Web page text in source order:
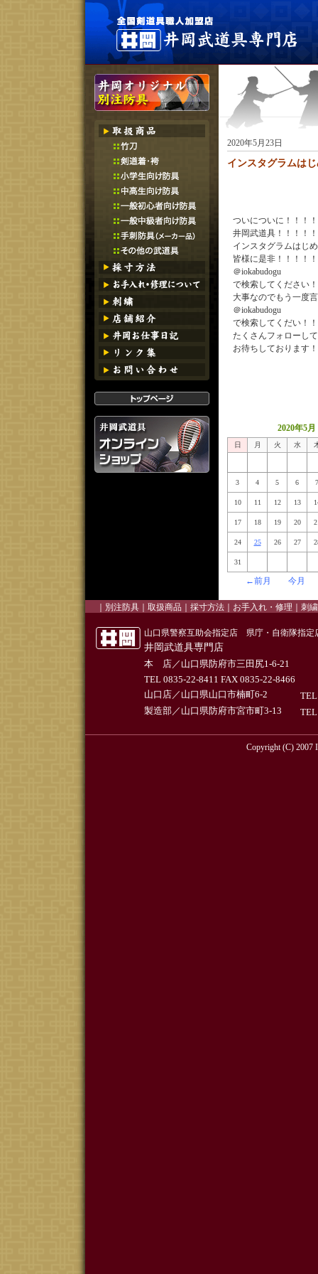
2020年5月23日
インスタグラムは
ついについに！！！！
井岡武道具！！！！！
インスタグラムはじ
皆様に是非！！！！
＠iokabudogu
で検索してください
大事なのでもう一度
＠iokabudogu
で検索してくだい！
たくさんフォローし
お待ちしております
2020年5月
日 月 火 水
3 4 5 6 7
10 11 12 13
17 18 19 20
24 25 26 27
31
←前月 今月
別注防具 取扱商品 採寸方法 ｜お手入れ・修理｜ 刺繍
山口県警察互助会指定店 県庁・自衛隊指
井岡武道具専門店
本 店／山口県防府市三田尻1-6-21
TEL 0835-22-8411 FAX 0835-22-8466
山口店／山口県山口市楠町6-2
製造部／山口県防府市宮市町3-13
Copyright (C) 2007